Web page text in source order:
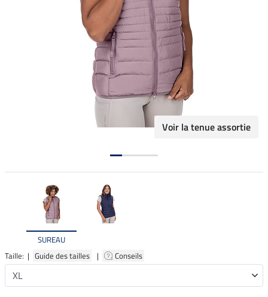
Voir la tenue assortie
SUREAU
Taille: | Guide des tailles | Conseils